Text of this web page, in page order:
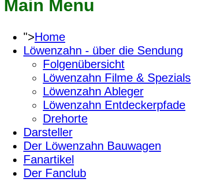
Main Menu
">Home
Löwenzahn - über die Sendung
Folgenübersicht
Löwenzahn Filme & Spezials
Löwenzahn Ableger
Löwenzahn Entdeckerpfade
Drehorte
Darsteller
Der Löwenzahn Bauwagen
Fanartikel
Der Fanclub